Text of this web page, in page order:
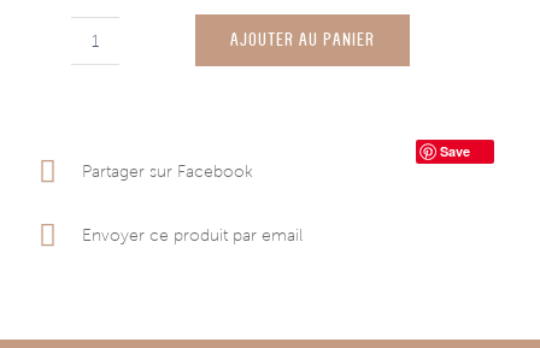
AJOUTER AU PANIER
Partager sur Facebook
Save
Envoyer ce produit par email